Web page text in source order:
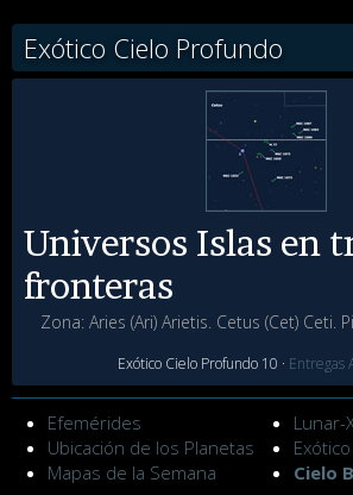
Exótico Cielo Profundo
Universos Islas en
fronteras
Zona: Aries (Ari) Arietis. Cetus (Cet) Ceti.
Exótico Cielo Profundo 10 · Entregas
Efemérides
Ubicación de los Planetas
Mapas de la Semana
Lunar-
Cielo